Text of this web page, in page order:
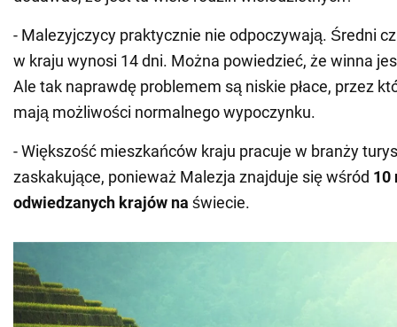
- Malezyjczycy praktycznie nie odpoczywają. Średni
w kraju wynosi 14 dni. Można powiedzieć, że winna
Ale tak naprawdę problemem są niskie płace, przez
mają możliwości normalnego wypoczynku.
- Większość mieszkańców kraju pracuje w branży
zaskakujące, ponieważ Malezja znajduje się wśród 10
odwiedzanych krajów na świecie.